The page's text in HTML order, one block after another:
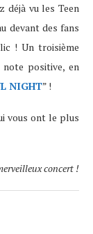
déjà vu les Teen
devant des fans
! Un troisième
positive, en
NIGHT” !
vous ont le plus
concert !